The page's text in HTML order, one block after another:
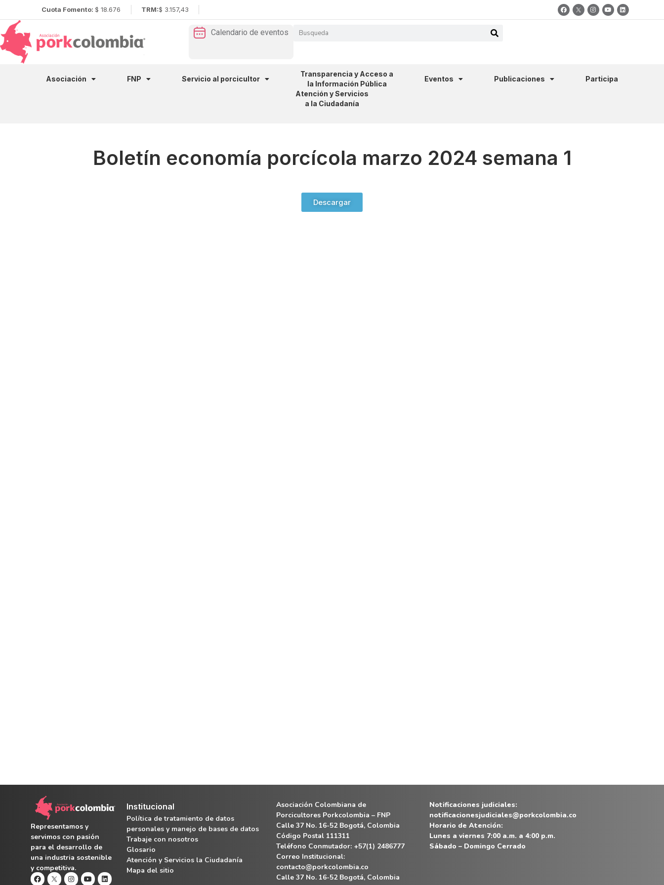
Cuota Fomento: $ 18.676 TRM:$ 3.157,43
Calendario de eventos
Asociación FNP Servicio al porcicultor
Transparencia y Acceso a
la Información Pública
Eventos Publicaciones
Participa
Atención y Servicios
a la Ciudadanía
Boletín economía porcícola marzo 2024 semana 1
Descargar
Representamos y
servimos con pasión
para el desarrollo de
una industria sostenible
y competitiva.
Institucional
Política de tratamiento de datos
personales y manejo de bases de datos
Trabaje con nosotros
Glosario
Atención y Servicios la Ciudadanía
Mapa del sitio
Asociación Colombiana de
Porcicultores Porkcolombia – FNP
Calle 37 No. 16-52 Bogotá, Colombia
Código Postal 111311
Teléfono Conmutador: +57(1) 2486777
Correo Institucional:
contacto@porkcolombia.co
Calle 37 No. 16-52 Bogotá, Colombia
Notificaciones judiciales:
notificacionesjudiciales@porkcolombia.co
Horario de Atención:
Lunes a viernes 7:00 a.m. a 4:00 p.m.
Sábado – Domingo Cerrado